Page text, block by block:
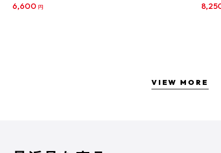
6,600 円
クリ
VIEW MORE